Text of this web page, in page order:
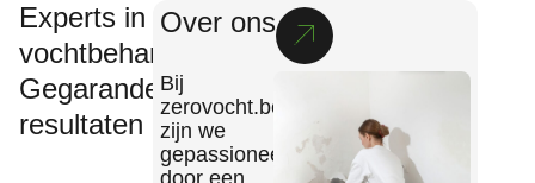
Experts in
vochtbehandeling
Gegarandeerde
resultaten
Over ons
Bij
zerovocht.be
zijn we
gepassioneerd